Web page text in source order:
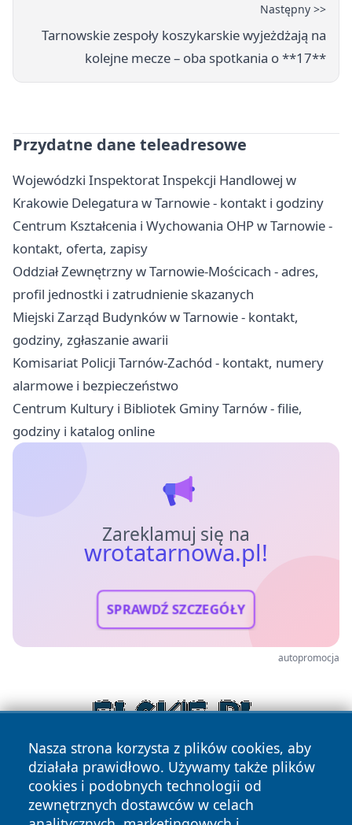
Następny >>
Tarnowskie zespoły koszykarskie wyjeżdżają na
kolejne mecze – oba spotkania o **17**
Przydatne dane teleadresowe
Wojewódzki Inspektorat Inspekcji Handlowej w
Krakowie Delegatura w Tarnowie - kontakt i godziny
Centrum Kształcenia i Wychowania OHP w Tarnowie -
kontakt, oferta, zapisy
Oddział Zewnętrzny w Tarnowie-Mościcach - adres,
profil jednostki i zatrudnienie skazanych
Miejski Zarząd Budynków w Tarnowie - kontakt,
godziny, zgłaszanie awarii
Komisariat Policji Tarnów-Zachód - kontakt, numery
alarmowe i bezpieczeństwo
Centrum Kultury i Bibliotek Gminy Tarnów - filie,
godziny i katalog online
Zareklamuj się na
wrotatarnowa.pl!
SPRAWDŹ SZCZEGÓŁY
autopromocja
Nasza strona korzysta z plików cookies, aby
działała prawidłowo. Używamy także plików
cookies i podobnych technologii od
zewnętrznych dostawców w celach